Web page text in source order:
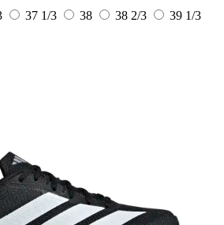
37 1/3 38 38 2/3
39 1/3